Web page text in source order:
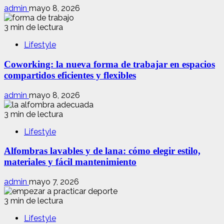
admin mayo 8, 2026
3 min de lectura
Lifestyle
Coworking: la nueva forma de trabajar en espacios
compartidos eficientes y flexibles
admin mayo 8, 2026
3 min de lectura
Lifestyle
Alfombras lavables y de lana: cómo elegir estilo,
materiales y fácil mantenimiento
admin mayo 7, 2026
3 min de lectura
Lifestyle